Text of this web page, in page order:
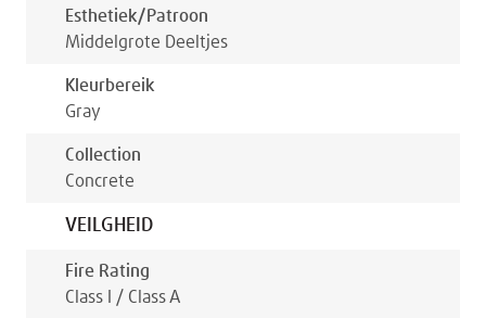
Esthetiek/patroon
Middelgrote Deeltjes
Kleurbereik
Gray
Collection
Concrete
VEILGHEID
Fire Rating
Class I / Class A